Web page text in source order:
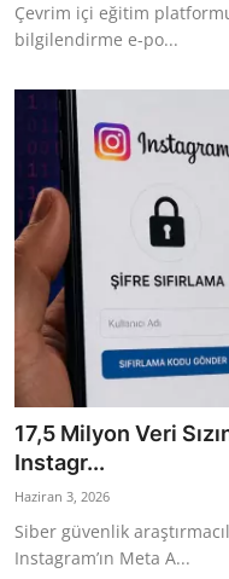
Çevrim içi eğitim
bilgilendirme e-po...
17,5 Milyon Veri
Instagr...
Haziran 3, 2026
Siber güvenlik
Instagram’ın Meta A...